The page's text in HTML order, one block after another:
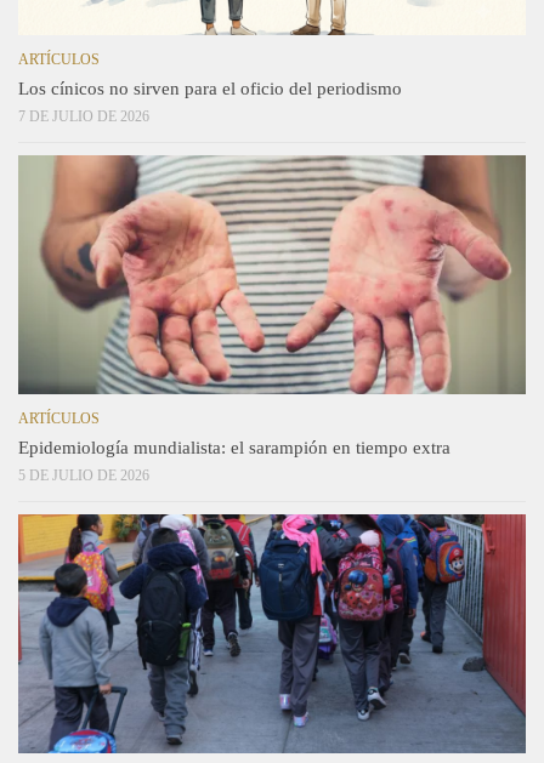
ARTÍCULOS
Los cínicos no sirven para el oficio del periodismo
7 DE JULIO DE 2026
ARTÍCULOS
Epidemiología mundialista: el sarampión en tiempo extra
5 DE JULIO DE 2026